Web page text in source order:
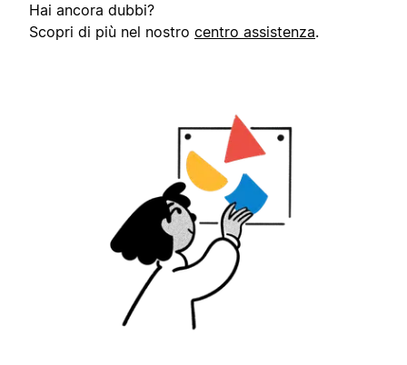
Hai ancora dubbi?
Scopri di più nel nostro centro assistenza.